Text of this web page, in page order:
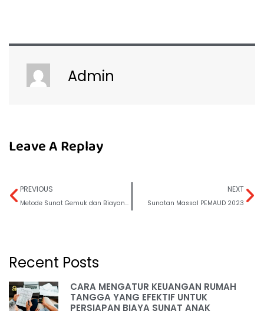
Admin
Leave A Replay
PREVIOUS
Metode Sunat Gemuk dan Biayanya
NEXT
Sunatan Massal PEMAUD 2023
Recent Posts
CARA MENGATUR KEUANGAN RUMAH
TANGGA YANG EFEKTIF UNTUK
PERSIAPAN BIAYA SUNAT ANAK